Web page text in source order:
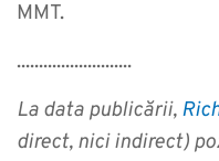
MMT.
..........................
La data publicării,
direct, nici indirect)